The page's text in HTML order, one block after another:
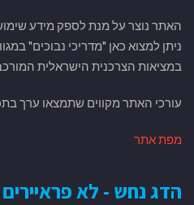
האתר נוצר על מנת לספק מידע
ניתן למצוא כאן "מדריכי נבוכים"
במציאות הצרכנית הישראלית
עורכי האתר מקווים שתמצאו ערך
מפת אתר
הדג נחש - לא פראיירים